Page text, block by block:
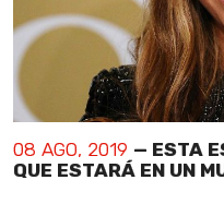
08 AGO, 2019 — ESTA
QUE ESTARÁ EN UN